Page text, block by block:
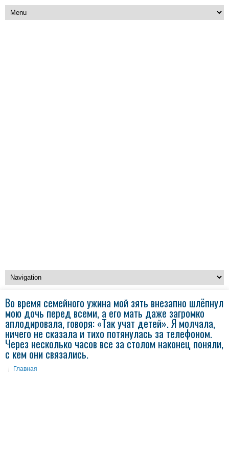
Во время семейного ужина мой зять внезапно шлёпнул
мою дочь перед всеми, а его мать даже загромко
аплодировала, говоря: «Так учат детей». Я молчала,
ничего не сказала и тихо потянулась за телефоном.
Через несколько часов все за столом наконец поняли,
с кем они связались.
Главная